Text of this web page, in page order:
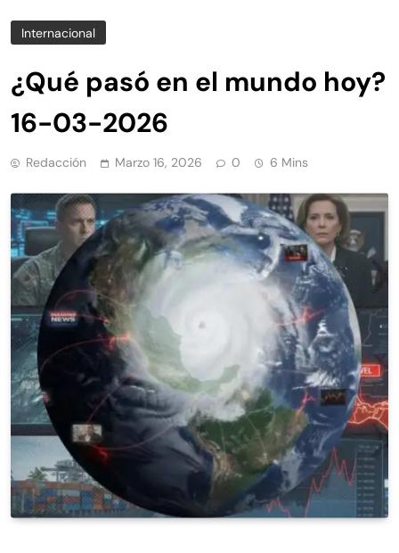
Internacional
¿Qué pasó en el mundo hoy?
16-03-2026
Redacción Marzo 16, 2026 0 6 Mins